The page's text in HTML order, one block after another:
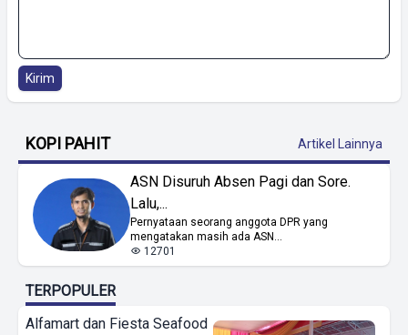
Kirim
KOPI PAHIT Artikel Lainnya
ASN Disuruh Absen Pagi dan Sore.
Lalu,...
Pernyataan seorang anggota DPR yang
mengatakan masih ada ASN...
12701
TERPOPULER
Alfamart dan Fiesta Seafood